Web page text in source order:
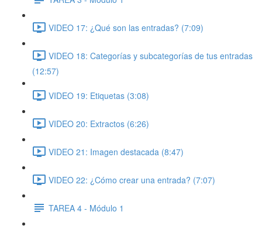
VIDEO 17: ¿Qué son las entradas? (7:09)
VIDEO 18: Categorías y subcategorías de tus entradas
(12:57)
VIDEO 19: Etiquetas (3:08)
VIDEO 20: Extractos (6:26)
VIDEO 21: Imagen destacada (8:47)
VIDEO 22: ¿Cómo crear una entrada? (7:07)
TAREA 4 - Módulo 1